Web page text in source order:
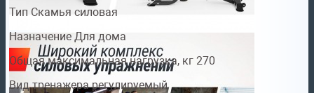
Тип Скамья силовая
Назначение Для дома
Общая максимальная нагрузка, кг 270
Вид тренажера регулируемый